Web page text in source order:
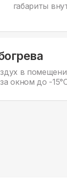
габариты
в
окном до -